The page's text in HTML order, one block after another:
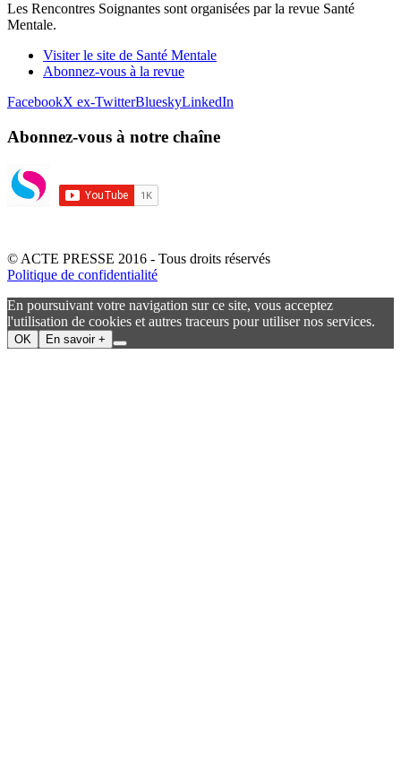
Les Rencontres Soignantes sont organisées par la revue Santé
Mentale.
Visiter le site de Santé Mentale
Abonnez-vous à la revue
FacebookX ex-TwitterBlueskyLinkedIn
Abonnez-vous à notre chaîne
© ACTE PRESSE 2016 - Tous droits réservés
Politique de confidentialité
En poursuivant votre navigation sur ce site, vous acceptez
l'utilisation de cookies et autres traceurs pour utiliser nos services.
OK En savoir +